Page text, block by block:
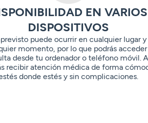
EN VARIOS
DISPOSITIVOS
puede ocurrir en cualquier lugar y
momento, por lo que podrás acceder
desde tu ordenador o teléfono móvil.
recibir atención médica de forma
donde estés y sin complicaciones.